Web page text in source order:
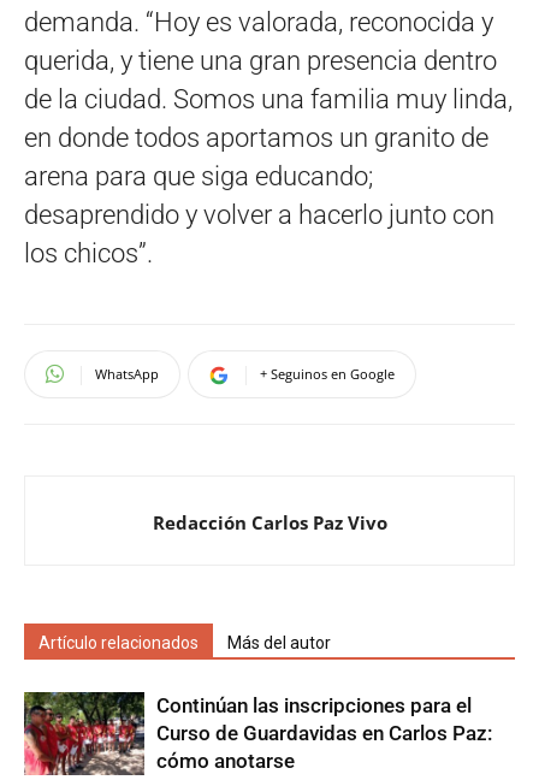
demanda. “Hoy es valorada, reconocida y
querida, y tiene una gran presencia dentro
de la ciudad. Somos una familia muy linda,
en donde todos aportamos un granito de
arena para que siga educando;
desaprendido y volver a hacerlo junto con
los chicos”.
WhatsApp + Seguinos en Google
Redacción Carlos Paz Vivo
Artículo relacionados Más del autor
Continúan las inscripciones para el
Curso de Guardavidas en Carlos Paz:
cómo anotarse